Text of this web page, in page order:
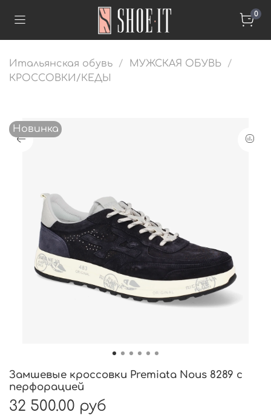
0
Итальянская обувь
МУЖСКАЯ ОБУВЬ
КРОССОВКИ/КЕДЫ
Новинка
Замшевые кроссовки Premiata Nous 8289 с
перфорацией
32 500.00 руб